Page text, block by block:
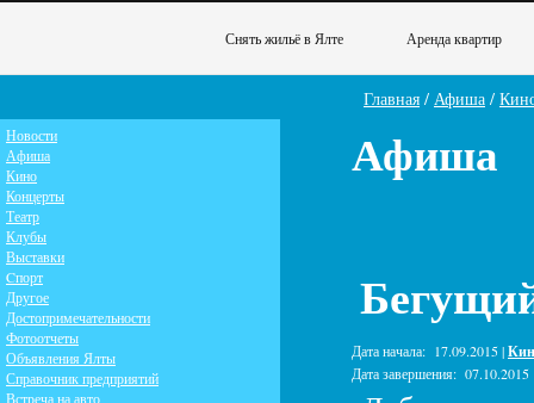
Снять жильё в Ялте Аренда квартир
Главная / Афиша /
Афиша
Дата начала: 17.09.2015 |
Дата завершения: 07.10.2015
Новости
Афиша
Кино
Концерты
Театр
Клубы
Выставки
Cпорт
Другое
Достопримечательности
Фотоотчеты
Объявления Ялты
Справочник предприятий
Встреча на авто